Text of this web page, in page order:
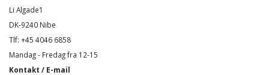
Li Algade1
DK-9240 Nibe
Tlf: +45 4046 6858
Mandag - Fredag fra 12-15
Kontakt / E-mail